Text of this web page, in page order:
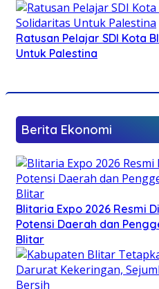
Ratusan Pelajar SDI Kota
Untuk Palestina
Berita Ekonomi
Blitaria Expo 2026 Resmi
Potensi Daerah dan
Blitar